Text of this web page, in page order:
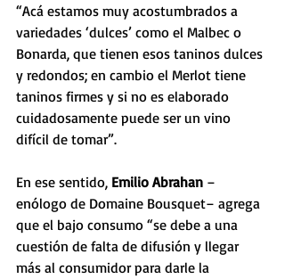
“Acá estamos muy acostumbrados a
variedades ‘dulces’ como el Malbec o
Bonarda, que tienen esos taninos dulces
y redondos; en cambio el Merlot tiene
taninos firmes y si no es elaborado
cuidadosamente puede ser un vino
difícil de tomar”.
En ese sentido, Emilio Abrahan –
enólogo de Domaine Bousquet– agrega
que el bajo consumo “se debe a una
cuestión de falta de difusión y llegar
más al consumidor para darle la